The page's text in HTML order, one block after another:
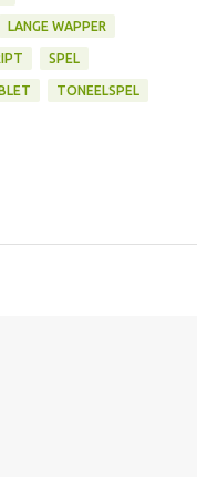
LANGE WAPPER
SPEL
TONEELSPEL